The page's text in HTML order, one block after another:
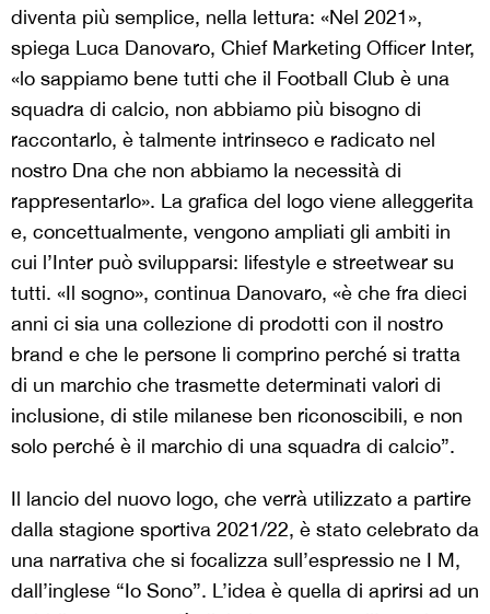
diventa più semplice, nella lettura: «Nel 2021»,
spiega Luca Danovaro, Chief Marketing Officer Inter,
«lo sappiamo bene tutti che il Football Club è una
squadra di calcio, non abbiamo più bisogno di
raccontarlo, è talmente intrinseco e radicato nel
nostro Dna che non abbiamo la necessità di
rappresentarlo». La grafica del logo viene alleggerita
e, concettualmente, vengono ampliati gli ambiti in
cui l’Inter può svilupparsi: lifestyle e streetwear su
tutti. «Il sogno», continua Danovaro, «è che fra dieci
anni ci sia una collezione di prodotti con il nostro
brand e che le persone li comprino perché si tratta
di un marchio che trasmette determinati valori di
inclusione, di stile milanese ben riconoscibili, e non
solo perché è il marchio di una squadra di calcio”.
Il lancio del nuovo logo, che verrà utilizzato a partire
dalla stagione sportiva 2021/22, è stato celebrato da
una narrativa che si focalizza sull’espressio ne I M,
dall’inglese “Io Sono”. L’idea è quella di aprirsi ad un